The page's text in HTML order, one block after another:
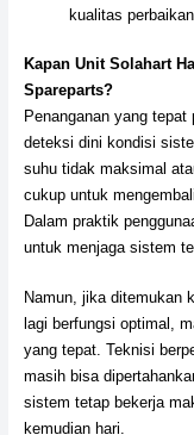
kualitas perbaikan.
Kapan Unit Solahart
Spareparts?
Penanganan yang
deteksi dini kondisi
suhu tidak maksimal
cukup untuk
Dalam praktik
untuk menjaga sistem
Namun, jika ditemukan
lagi berfungsi optimal,
yang tepat. Teknisi
masih bisa
sistem tetap bekerja
kemudian hari.